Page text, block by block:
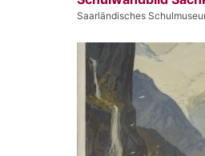
Saarländisches